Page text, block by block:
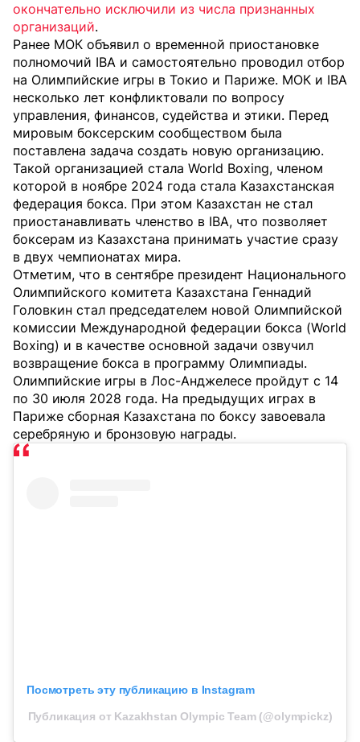
окончательно исключили из числа признанных
организаций.
Ранее МОК объявил о временной приостановке
полномочий IBA и самостоятельно проводил отбор
на Олимпийские игры в Токио и Париже. МОК и IBA
несколько лет конфликтовали по вопросу
управления, финансов, судейства и этики. Перед
мировым боксерским сообществом была
поставлена задача создать новую организацию.
Такой организацией стала World Boxing, членом
которой в ноябре 2024 года стала Казахстанская
федерация бокса. При этом Казахстан не стал
приостанавливать членство в IBA, что позволяет
боксерам из Казахстана принимать участие сразу
в двух чемпионатах мира.
Отметим, что в сентябре президент Национального
Олимпийского комитета Казахстана Геннадий
Головкин стал председателем новой Олимпийской
комиссии Международной федерации бокса (World
Boxing) и в качестве основной задачи озвучил
возвращение бокса в программу Олимпиады.
Олимпийские игры в Лос-Анджелесе пройдут с 14
по 30 июля 2028 года. На предыдущих играх в
Париже сборная Казахстана по боксу завоевала
серебряную и бронзовую награды.
Посмотреть эту публикацию в Instagram
Публикация от Kazakhstan Olympic Team (@olympickz)